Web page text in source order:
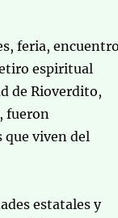
feria,
espiritual
de Rioverdito,
fueron
que viven del
estatales y